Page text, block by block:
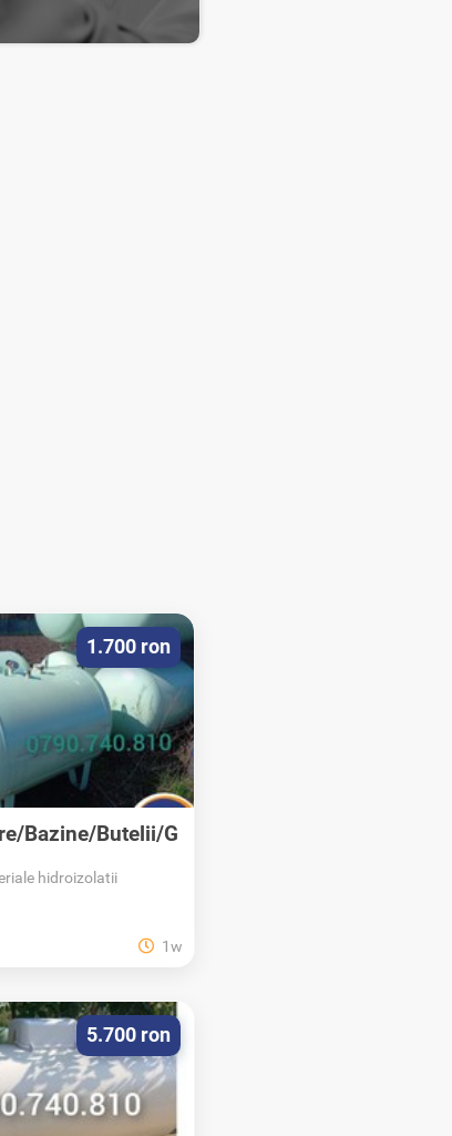
Bazine/Butelii/G
hidroizolatii
1.700 ron
1w
5.700 ron